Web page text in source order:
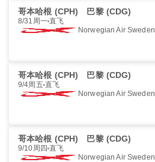
哥本哈根 (CPH) 巴黎 (CDG)
8/31周一 直飞
Norwegian Air Sweden
哥本哈根 (CPH) 巴黎 (CDG)
9/4周五 直飞
Norwegian Air Sweden
哥本哈根 (CPH) 巴黎 (CDG)
9/10周四 直飞
Norwegian Air Sweden